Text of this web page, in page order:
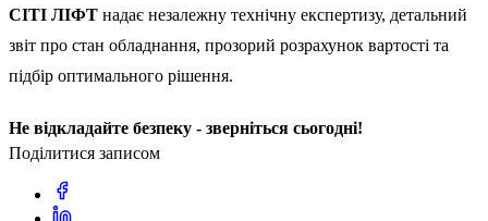
СІТІ ЛІФТ надає незалежну технічну експертизу, детальний
звіт про стан обладнання, прозорий розрахунок вартості та
підбір оптимального рішення.
Не відкладайте безпеку - зверніться сьогодні!
Поділитися записом